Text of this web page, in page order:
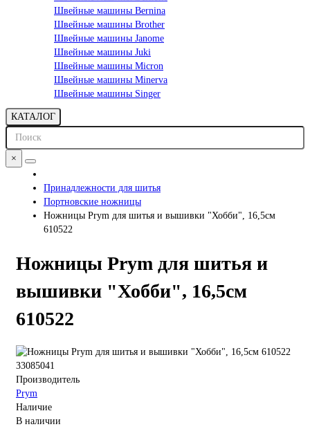
Швейные машины Bernina
Швейные машины Brother
Швейные машины Janome
Швейные машины Juki
Швейные машины Micron
Швейные машины Minerva
Швейные машины Singer
КАТАЛОГ
×
Принадлежности для шитья
Портновские ножницы
Ножницы Prym для шитья и вышивки "Хобби", 16,5см
610522
Ножницы Prym для шитья и
вышивки "Хобби", 16,5см
610522
33085041
Производитель
Prym
Наличие
В наличии